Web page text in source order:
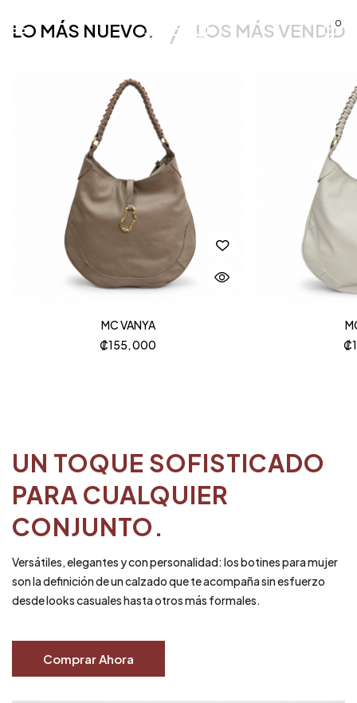
0
LO MÁS NUEVO. LOS MÁS
MC VANYA
₡155, 000
₡
UN TOQUE SOFISTICADO
PARA CUALQUIER
CONJUNTO.
Versátiles, elegantes y con personalidad: los botines para mujer
son la definición de un calzado que te acompaña sin esfuerzo
desde looks casuales hasta otros más formales.
Comprar Ahora